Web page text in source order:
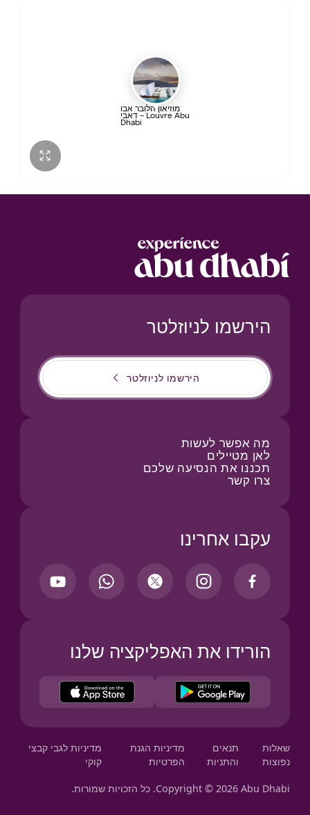
מוזיאון הלובר אבו
דאבי – Louvre Abu
Dhabi
הירשמו לניוזלטר
הירשמו לניוזלטר
מה אפשר לעשות
לאן מטיילים
תכננו את הנסיעה שלכם
צרו קשר
עקבו אחרינו
הורידו את האפליקציה שלנו
שאלות
נפוצות
תנאים
והתניות
מדיניות הגנת
הפרטיות
מדיניות לגבי קבצי
קוקי
Copyright © 2026 Abu Dhabi. כל הזכויות שמורות.